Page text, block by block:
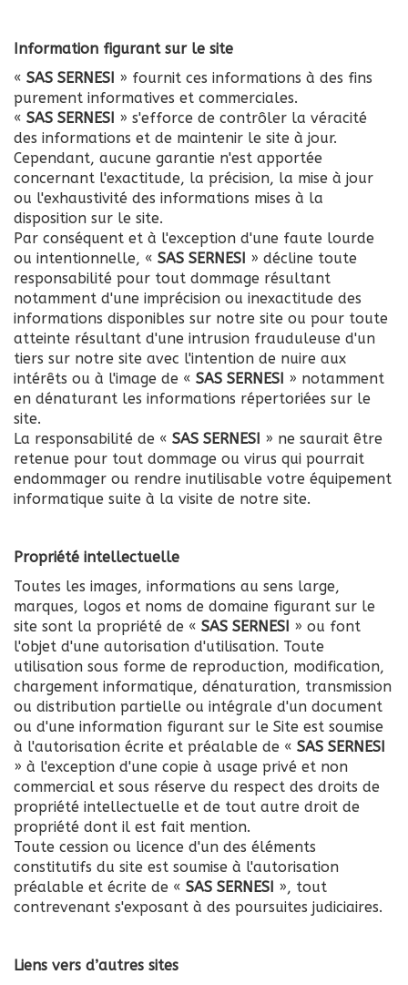
Information figurant sur le site
« SAS SERNESI » fournit ces informations à des fins
purement informatives et commerciales.
« SAS SERNESI » s'efforce de contrôler la véracité
des informations et de maintenir le site à jour.
Cependant, aucune garantie n'est apportée
concernant l'exactitude, la précision, la mise à jour
ou l'exhaustivité des informations mises à la
disposition sur le site.
Par conséquent et à l'exception d'une faute lourde
ou intentionnelle, « SAS SERNESI » décline toute
responsabilité pour tout dommage résultant
notamment d'une imprécision ou inexactitude des
informations disponibles sur notre site ou pour toute
atteinte résultant d'une intrusion frauduleuse d'un
tiers sur notre site avec l'intention de nuire aux
intérêts ou à l'image de « SAS SERNESI » notamment
en dénaturant les informations répertoriées sur le
site.
La responsabilité de « SAS SERNESI » ne saurait être
retenue pour tout dommage ou virus qui pourrait
endommager ou rendre inutilisable votre équipement
informatique suite à la visite de notre site.
Propriété intellectuelle
Toutes les images, informations au sens large,
marques, logos et noms de domaine figurant sur le
site sont la propriété de « SAS SERNESI » ou font
l'objet d'une autorisation d'utilisation. Toute
utilisation sous forme de reproduction, modification,
chargement informatique, dénaturation, transmission
ou distribution partielle ou intégrale d'un document
ou d'une information figurant sur le Site est soumise
à l'autorisation écrite et préalable de « SAS SERNESI
» à l'exception d'une copie à usage privé et non
commercial et sous réserve du respect des droits de
propriété intellectuelle et de tout autre droit de
propriété dont il est fait mention.
Toute cession ou licence d'un des éléments
constitutifs du site est soumise à l'autorisation
préalable et écrite de « SAS SERNESI », tout
contrevenant s'exposant à des poursuites judiciaires.
Liens vers d’autres sites